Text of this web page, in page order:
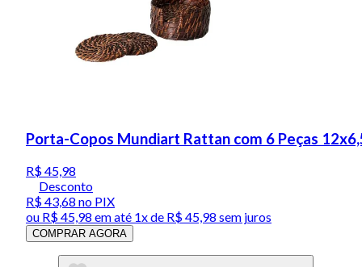
Porta-Copos Mundiart Rattan com 6 Peças
R$ 45,98
Desconto
R$ 43,68 no PIX
ou R$ 45,98 em até 1x de R$ 45,98 sem juros
COMPRAR AGORA